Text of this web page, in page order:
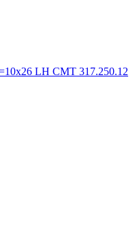
LH CMT 317.250.12